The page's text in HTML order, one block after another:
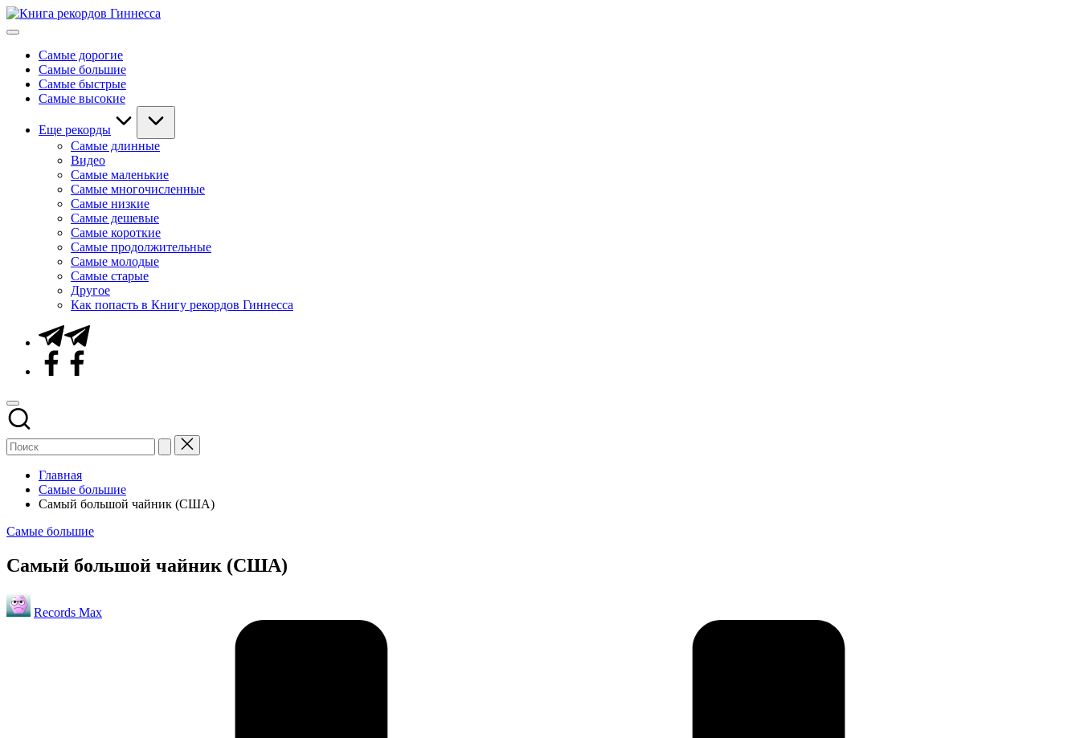
Перейти
к
Мировые
ГиннессаСамые дорогие
Самые большие
Самые быстрые
Самые высокие
Еще рекорды
Самые длинные
Видео
Самые маленькие
Самые многочисленные
Самые низкие
Самые дешевые
Самые короткие
Самые продолжительные
Самые молодые
Самые старые
Другое
Как попасть в Книгу рекордов Гиннесса
Telegram
Facebook
Главная
Самые большие
Самый большой чайник (США)
Опубликовано
Самые большие
Самый большой чайник (США)
Запись
от
Records Max